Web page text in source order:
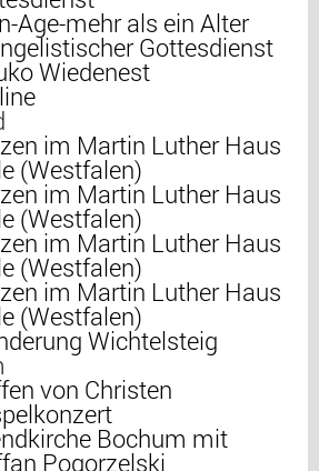
Age-mehr als ein Alter
Gottesdienst
Wiedenest
im Martin Luther Haus
(Westfalen)
im Martin Luther Haus
(Westfalen)
im Martin Luther Haus
(Westfalen)
im Martin Luther Haus
(Westfalen)
Wichtelsteig
von Christen
Bochum mit
Pogorzelski